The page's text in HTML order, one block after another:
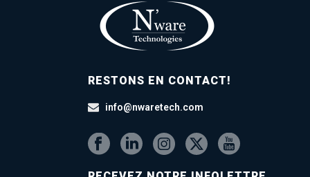
RESTONS EN CONTACT!
info@nwaretech.com